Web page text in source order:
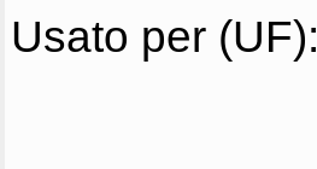
Usato per (UF):